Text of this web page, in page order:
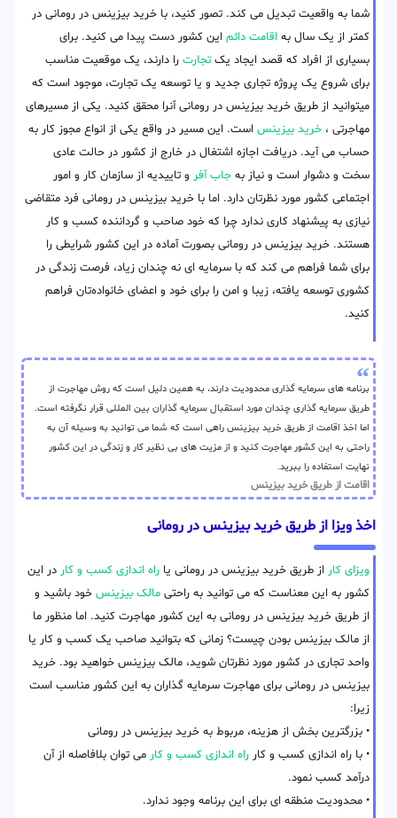
شما به واقعیت تبدیل می کند. تصور کنید، با خرید بیزینس در رومانی در
کمتر از یک سال به اقامت دائم این کشور دست پیدا می کنید. برای
بسیاری از افراد که قصد ایجاد یک تجارت را دارند، یک موقعیت مناسب
برای شروع یک پروژه تجاری جدید و یا توسعه یک تجارت، موجود است که
میتوانید از طریق خرید بیزینس در رومانی آنرا محقق کنید. یکی از مسیرهای
مهاجرتی ، خرید بیزینس است. این مسیر در واقع یکی از انواع مجوز کار به
حساب می آید. دریافت اجازه اشتغال در خارج از کشور در حالت عادی
سخت و دشوار است و نیاز به جاب آفر و تاییدیه از سازمان کار و امور
اجتماعی کشور مورد نظرتان دارد. اما با خرید بیزینس در رومانی فرد متقاضی
نیازی به پیشنهاد کاری ندارد چرا که خود صاحب و گرداننده کسب و کار
هستند. خرید بیزینس در رومانی بصورت آماده در این کشور شرایطی را
برای شما فراهم می کند که با سرمایه ای نه چندان زیاد، فرصت زندگی در
کشوری توسعه یافته، زیبا و امن را برای خود و اعضای خانواده‌تان فراهم
کنید.
برنامه های سرمایه گذاری محدودیت دارند، به همین دلیل است که روش مهاجرت از
طریق سرمایه گذاری چندان مورد استقبال سرمایه گذاران بین المللی قرار نگرفته است.
اما اخذ اقامت از طریق خرید بیزینس راهی است که شما می توانید به وسیله آن به
راحتی به این کشور مهاجرت کنید و از مزیت های بی نظیر کار و زندگی در این کشور
نهایت استفاده را ببرید.
اقامت از طریق خرید بیزینس
اخذ ویزا از طریق خرید بیزینس در رومانی
ویزای کار از طریق خرید بیزینس در رومانی یا راه اندازی کسب و کار در این
کشور به این معناست که می توانید به راحتی مالک بیزینس خود باشید و
از طریق خرید بیزینس در رومانی به این کشور مهاجرت کنید. اما منظور ما
از مالک بیزینس بودن چیست؟ زمانی که بتوانید صاحب یک کسب و کار یا
واحد تجاری در کشور مورد نظرتان شوید، مالک بیزینس خواهید بود. خرید
بیزینس در رومانی برای مهاجرت سرمایه گذاران به این کشور مناسب است
زیرا:
• بزرگترین بخش از هزینه، مربوط به خرید بیزینس در رومانی
• با راه اندازی کسب و کار راه اندازی کسب و کار می توان بلافاصله از آن
درآمد کسب نمود.
• محدودیت منطقه ای برای این برنامه وجود ندارد.